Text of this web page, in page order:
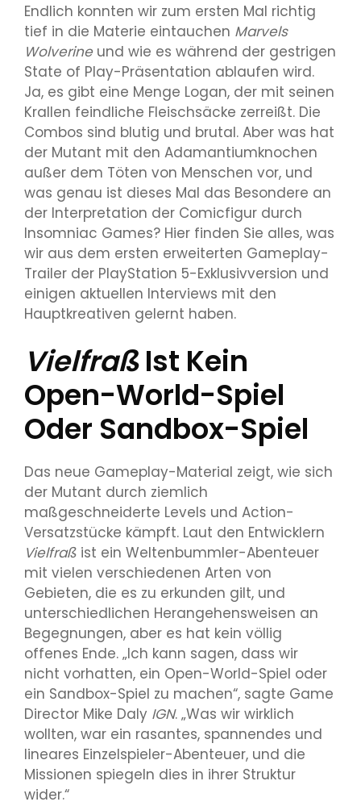
Endlich konnten wir zum ersten Mal richtig
tief in die Materie eintauchen Marvels
Wolverineund wie es während der gestrigen
State of Play-Präsentation ablaufen wird.
Ja, es gibt eine Menge Logan, der mit seinen
Krallen feindliche Fleischsäcke zerreißt. Die
Combos sind blutig und brutal. Aber was hat
der Mutant mit den Adamantiumknochen
außer dem Töten von Menschen vor, und
was genau ist dieses Mal das Besondere an
der Interpretation der Comicfigur durch
Insomniac Games? Hier finden Sie alles, was
wir aus dem ersten erweiterten Gameplay-
Trailer der PlayStation 5-Exklusivversion und
einigen aktuellen Interviews mit den
Hauptkreativen gelernt haben.
VielfraßIst Kein
Open-World-Spiel
Oder Sandbox-Spiel
Das neue Gameplay-Material zeigt, wie sich
der Mutant durch ziemlich
maßgeschneiderte Levels und Action-
Versatzstücke kämpft. Laut den Entwicklern
Vielfraß ist ein Weltenbummler-Abenteuer
mit vielen verschiedenen Arten von
Gebieten, die es zu erkunden gilt, und
unterschiedlichen Herangehensweisen an
Begegnungen, aber es hat kein völlig
offenes Ende. „Ich kann sagen, dass wir
nicht vorhatten, ein Open-World-Spiel oder
ein Sandbox-Spiel zu machen“, sagte Game
Director Mike Daly IGN. „Was wir wirklich
wollten, war ein rasantes, spannendes und
lineares Einzelspieler-Abenteuer, und die
Missionen spiegeln dies in ihrer Struktur
wider.“